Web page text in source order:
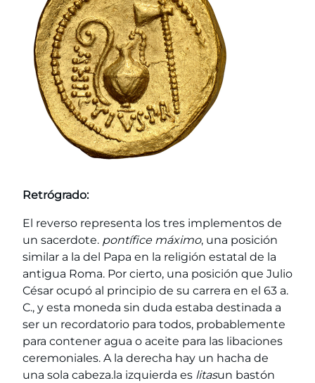
Retrógrado:
El reverso representa los tres implementos de
un sacerdote. pontífice máximo, una posición
similar a la del Papa en la religión estatal de la
antigua Roma. Por cierto, una posición que Julio
César ocupó al principio de su carrera en el 63 a.
C., y esta moneda sin duda estaba destinada a
ser un recordatorio para todos, probablemente
para contener agua o aceite para las libaciones
ceremoniales. A la derecha hay un hacha de
una sola cabeza.la izquierda es litasun bastón